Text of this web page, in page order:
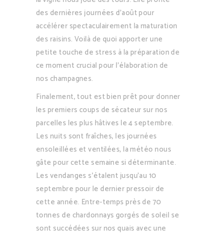
des dernières journées d’août pour
accélérer spectaculairement la maturation
des raisins. Voilà de quoi apporter une
petite touche de stress à la préparation de
ce moment crucial pour l’élaboration de
nos champagnes.
Finalement, tout est bien prêt pour donner
les premiers coups de sécateur sur nos
parcelles les plus hâtives le 4 septembre.
Les nuits sont fraîches, les journées
ensoleillées et ventilées, la météo nous
gâte pour cette semaine si déterminante.
Les vendanges s’étalent jusqu’au 10
septembre pour le dernier pressoir de
cette année. Entre-temps près de 70
tonnes de chardonnays gorgés de soleil se
sont succédées sur nos quais avec une